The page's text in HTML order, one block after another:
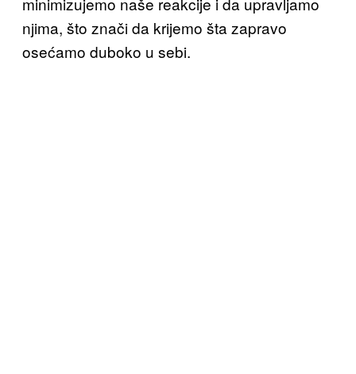
njima, što znači da krijemo šta zapravo
osećamo duboko u sebi.